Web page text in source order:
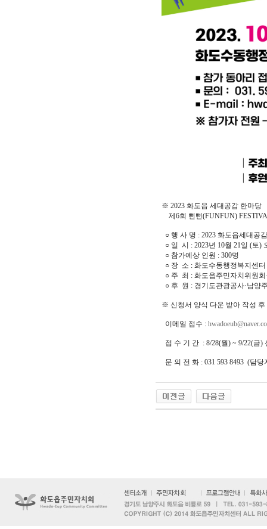
※ 2023 화도읍 세대공감 한마당
제6회 뻔뻔(FUNFUN)
○ 행 사 명 : 2023 화도읍세대공
○ 일 시 : 2023년 10월 21일 (토)
○ 참가예상 인원 : 300명
○ 장 소 : 화도수동행정복지센
○ 주 최 : 화도읍주민자치위원
○ 후 원 : 경기도관광공사·남양
※ 신청서 양식 다운 받아 작성
이메일 접수 :
접 수 기 간 : 8/28(월) ~ 9/22(금)
문 의 전 화 : 031 593 8493 (담